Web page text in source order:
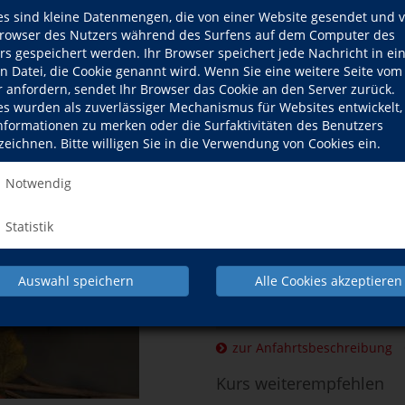
sind kleine Datenmengen, die von einer Website gesendet und
des Nutzers während des Surfens auf dem Computer des
gespeichert werden. Ihr Browser speichert jede Nachricht in
Datei, die Cookie genannt wird. Wenn Sie eine weitere Seite vom
anfordern, sendet Ihr Browser das Cookie an den Server zurück.
wurden als zuverlässiger Mechanismus für Websites
zu merken oder die Surfaktivitäten des Benutzers
Bitte willigen Sie in die Verwendung von Cookies ein.
Notwendig
Statistik
Auswahl speichern Alle Cookies akzeptieren
Kursdetails drucken
Kursort
Hier klicken,
zur Anfahrtsbeschreibung
Kurs weiterempfehlen